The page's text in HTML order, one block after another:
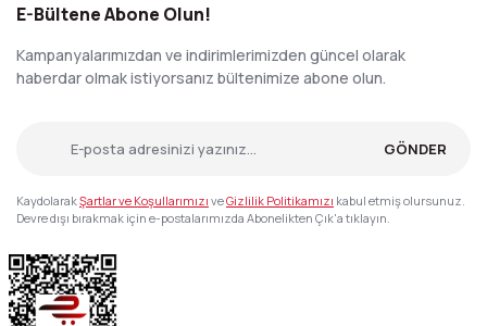
E-Bültene Abone Olun!
Kampanyalarımızdan ve indirimlerimizden güncel olarak
haberdar olmak istiyorsanız bültenimize abone olun.
GÖNDER
KaydolarakŞartlar ve Koşullarımızı veGizlilik Politikamızı kabul etmiş olursunuz.
Devre dışı bırakmak için e-postalarımızda Abonelikten Çık'a tıklayın.